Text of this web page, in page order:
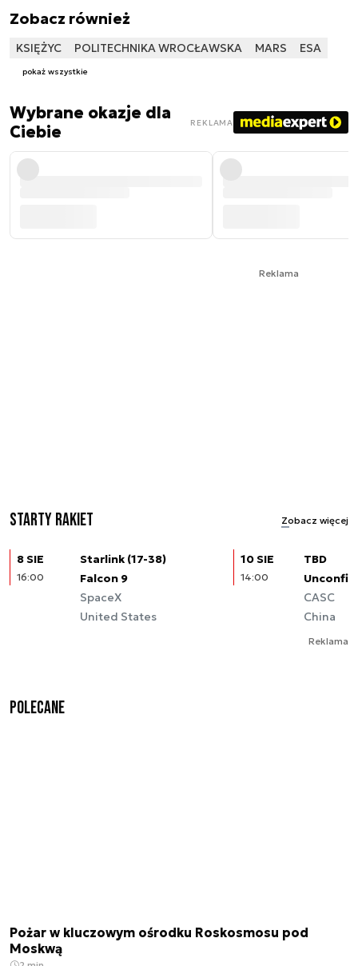
Zobacz również
KSIĘŻYC POLITECHNIKA WROCŁAWSKA MARS ESA
pokaż wszystkie
Wybrane okazje dla
Ciebie
REKLAMA
Reklama
Starty rakiet Zobacz więcej
8 SIE
16:00
Starlink (17-38)
Falcon 9
SpaceX
United States
10 SIE
14:00
TBD
CASC
China
Reklama
Polecane
Pożar w kluczowym ośrodku Roskosmosu pod
Moskwą